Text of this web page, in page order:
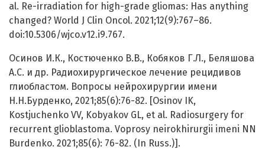
al. Re-irradiation for high-grade gliomas: Has anything
changed? World J Clin Oncol. 2021;12(9):767–86.
doi:10.5306/wjco.v12.i9.767.
Осинов И.К., Костюченко В.В., Кобяков Г.Л., Беляшова
А.С. и др. Радиохирургическое лечение рецидивов
глиобластом. Вопросы нейрохирургии имени
Н.Н.Бурденко, 2021;85(6):76-82. [Osinov IK,
Kostjuchenko VV, Kobyakov GL, et al. Radiosurgery for
recurrent glioblastoma. Voprosy neirokhirurgii imeni NN
Burdenko. 2021;85(6): 76-82. (In Russ.)].